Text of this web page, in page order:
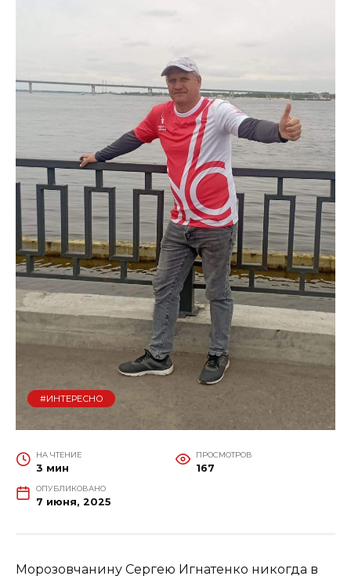
#ИНТЕРЕСНО
НА ЧТЕНИЕ
3 мин
ПРОСМОТРОВ
167
ОПУБЛИКОВАНО
7 июня, 2025
Морозовчанину Сергею Игнатенко никогда в